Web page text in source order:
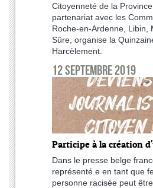
Citoyenneté de la
partenariat avec les
Roche-en-Ardenne, Libin,
Sûre, organise la
Harcèlement.
12 septembre 2019
Participe à la création
Dans le presse belge
représenté.e en tant que
personne racisée peut